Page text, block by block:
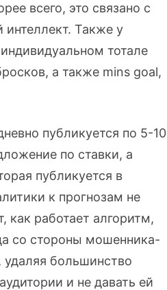
всего, это связано с
Также у
тотале
а также mins goal,
публикуется по 5-10
по ставки, а
публикуется в
к прогнозам не
как работает алгоритм,
со стороны мошенника-
удаляя большинство
и не давать ей